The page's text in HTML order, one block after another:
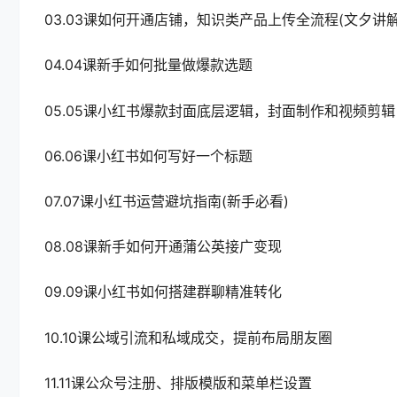
03.03课如何开通店铺，知识类产品上传全流程(文夕讲
04.04课新手如何批量做爆款选题
05.05课小红书爆款封面底层逻辑，封面制作和视频剪辑
06.06课小红书如何写好一个标题
07.07课小红书运营避坑指南(新手必看)
08.08课新手如何开通蒲公英接广变现
09.09课小红书如何搭建群聊精准转化
10.10课公域引流和私域成交，提前布局朋友圈
11.11课公众号注册、排版模版和菜单栏设置